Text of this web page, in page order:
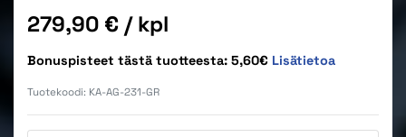
Hinta
279,90 € / kpl
Bonuspisteet tästä tuotteesta: 5,60€ Lisätietoa
Tuotekoodi: KA-AG-231-GR